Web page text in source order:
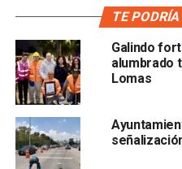
Secretaria General del
Potosí, Ángeles
reunión de trabajo con
Salvador, Guatemala y
con el objetivo deconocer
de las y los connacionales
quienes radican en la
personas migrantes que
Durante el encuentro se
TE
Galindo
alumbrado
Lomas